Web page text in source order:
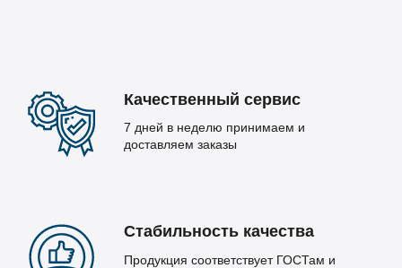
Качественный сервис
7 дней в неделю принимаем и
доставляем заказы
Стабильность качества
Продукция соответствует ГОСТам и